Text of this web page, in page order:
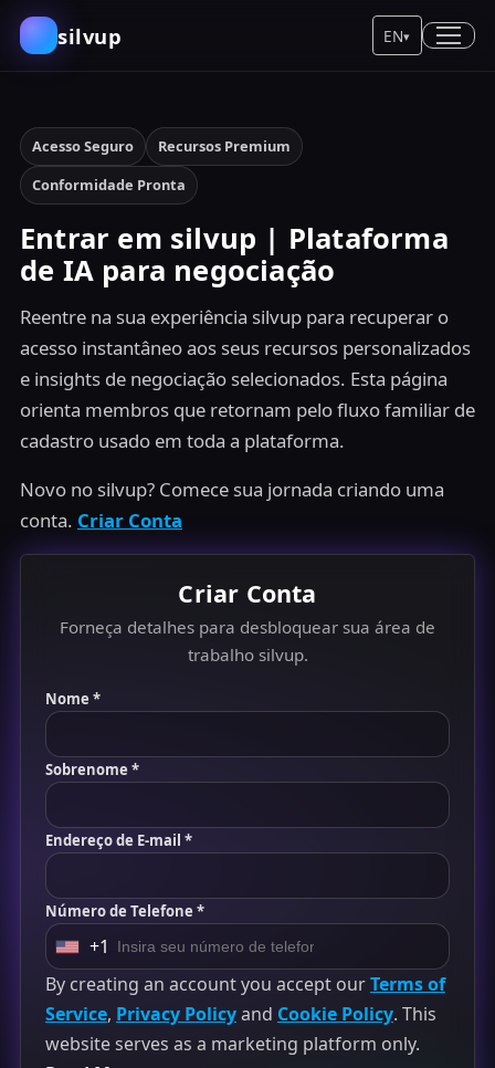
silvup EN▾
Acesso Seguro
Recursos Premium
Conformidade Pronta
Entrar em silvup | Plataforma
de IA para negociação
Reentre na sua experiência silvup para recuperar o
acesso instantâneo aos seus recursos personalizados
e insights de negociação selecionados. Esta página
orienta membros que retornam pelo fluxo familiar de
cadastro usado em toda a plataforma.
Novo no silvup? Comece sua jornada criando uma
conta. Criar Conta
Criar Conta
Forneça detalhes para desbloquear sua área de
trabalho silvup.
Nome *
Sobrenome *
Endereço de E-mail *
Número de Telefone *
U
n
i
t
+1
By creating an account you accept ourTerms of
Service, Privacy Policyand Cookie Policy. This
website serves as a marketing platform only.